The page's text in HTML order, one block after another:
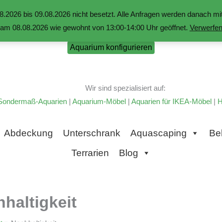
bis 09.08.2026 nicht besetzt. Alle Anfragen werden danach
am 08.08.2026 wie gewohnt von 13:00-14:00 Uhr geöffnet. Verwerfen
Aquarium konfigurieren
Wir sind spezialisiert auf:
Aquarien | Aquarium-Möbel | Aquarien für IKEA-Möbel |
Abdeckung Unterschrank Aquascaping
Terrarien
Blog